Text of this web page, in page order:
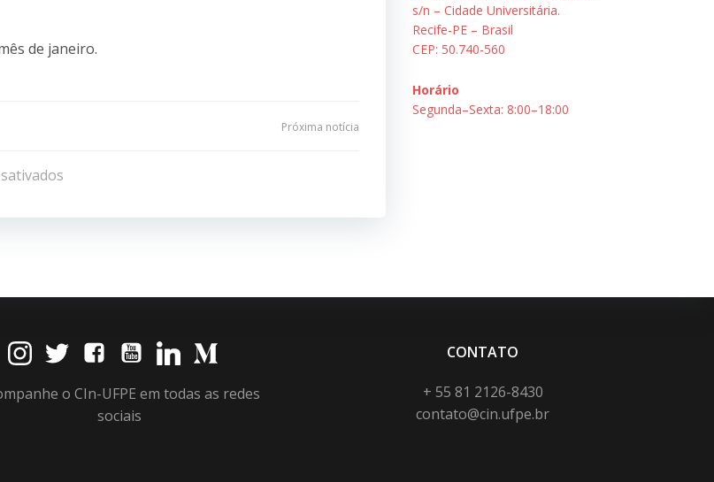
de janeiro.
Próxima notícia
s/n – Cidade Universitária.
Recife-PE – Brasil
CEP: 50.740-560
Horário
Segunda–Sexta: 8:00–18:00
o CIn-UFPE em todas as redes
sociais
CONTATO
+ 55 81 2126-8430
contato@cin.ufpe.br